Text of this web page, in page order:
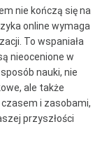
nie kończą się na
online wymaga
To wspaniała
nieocenione w
nauki, nie
ale także
i zasobami,
przyszłości